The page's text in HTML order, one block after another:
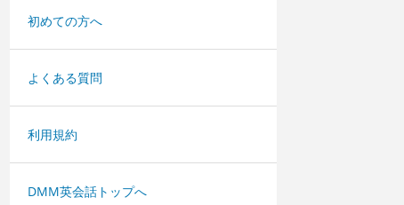
初めての方へ
よくある質問
利用規約
DMM英会話トップへ